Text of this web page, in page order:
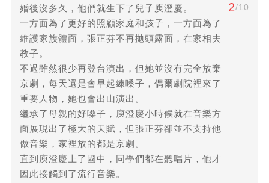
婚後沒多久，他們就生下了兒子庾澄慶。
一方面為了更好的照顧家庭和孩子，一方面為了
維護家族體面，張正芬不再拋頭露面，在家相夫
教子。
不過雖然很少再登台演出，但她並沒有完全放棄
京劇，每天還是會早起練嗓子，偶爾劇院裡來了
重要人物，她也會出山演出。
繼承了母親的好嗓子，庾澄慶小時候就在音樂方
面展現出了極大的天賦，但張正芬卻並不支持他
做音樂，家裡放的都是京劇。
直到庾澄慶上了國中，同學們都在聽唱片，他才
因此接觸到了流行音樂。
2/10